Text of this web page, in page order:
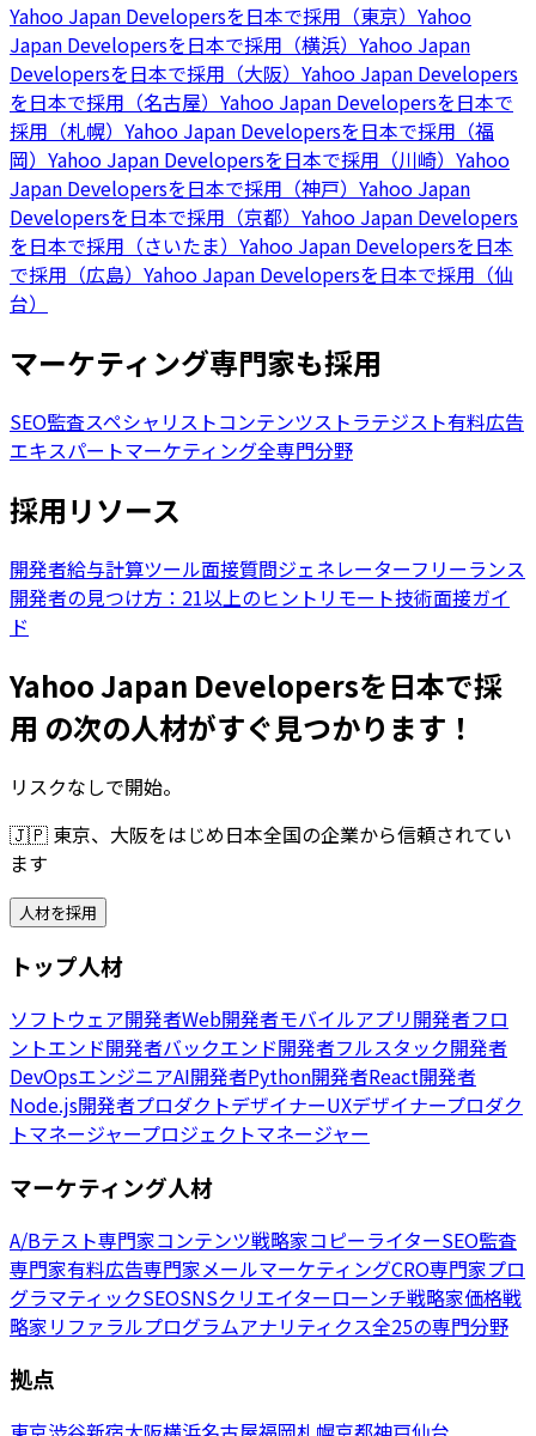
Yahoo Japan Developersを日本で採用（東京） Yahoo
Japan Developersを日本で採用（横浜） Yahoo Japan
Developersを日本で採用（大阪） Yahoo Japan Developers
を日本で採用（名古屋） Yahoo Japan Developersを日本で
採用（札幌） Yahoo Japan Developersを日本で採用（福
岡） Yahoo Japan Developersを日本で採用（川崎） Yahoo
Japan Developersを日本で採用（神戸） Yahoo Japan
Developersを日本で採用（京都） Yahoo Japan Developers
を日本で採用（さいたま） Yahoo Japan Developersを日本
で採用（広島） Yahoo Japan Developersを日本で採用（仙
台）
マーケティング専門家も採用
SEO監査スペシャリストコンテンツストラテジスト有料広告
エキスパートマーケティング全専門分野
採用リソース
開発者給与計算ツール面接質問ジェネレーターフリーランス
開発者の見つけ方：21以上のヒント リモート技術面接ガイ
ド
Yahoo Japan Developersを日本で採
用 の次の人材がすぐ見つかります！
リスクなしで開始。
🇯🇵 東京、大阪をはじめ日本全国の企業から信頼されてい
ます
人材を採用
トップ人材
ソフトウェア開発者Web開発者モバイルアプリ開発者フロ
ントエンド開発者バックエンド開発者フルスタック開発者
DevOpsエンジニアAI開発者Python開発者React開発者
Node.js開発者プロダクトデザイナーUXデザイナープロダク
トマネージャープロジェクトマネージャー
マーケティング人材
A/Bテスト専門家コンテンツ戦略家コピーライターSEO監査
専門家有料広告専門家メールマーケティングCRO専門家プロ
グラマティックSEOSNSクリエイターローンチ戦略家価格戦
略家リファラルプログラムアナリティクス全25の専門分野
拠点